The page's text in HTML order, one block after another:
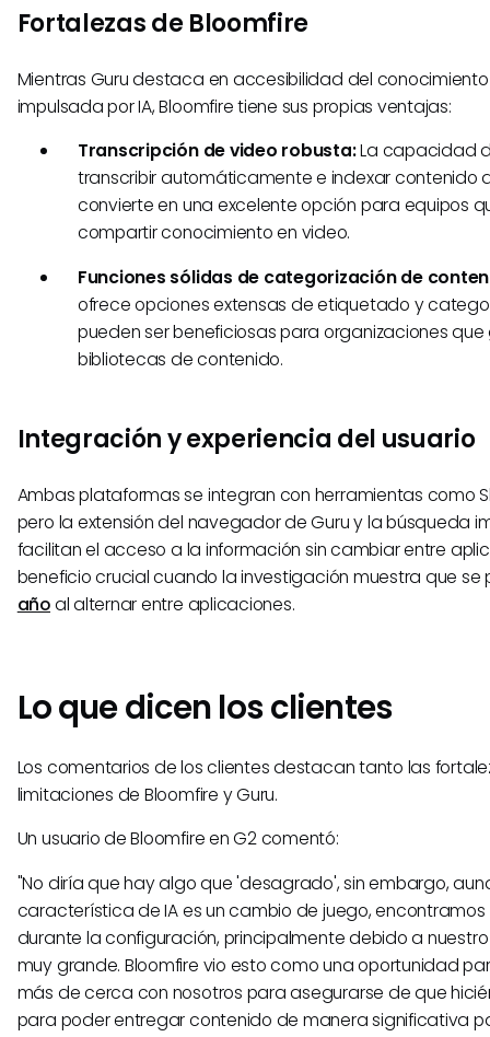
Fortalezas de Bloomfire
Mientras Guru destaca en accesibilidad del
impulsada por IA, Bloomfire tiene sus propias ventajas:
Transcripción de video robusta:La capacidad
transcribir automáticamente e indexar contenido
convierte en una excelente opción para equipos
compartir conocimiento en video.
Funciones sólidas de categorización de
ofrece opciones extensas de etiquetado y
pueden ser beneficiosas para organizaciones
bibliotecas de contenido.
Integración y experiencia del usuario
Ambas plataformas se integran con herramientas como
pero la extensión del navegador de Guru y la búsqueda
facilitan el acceso a la información sin cambiar entre
beneficio crucial cuando la investigación muestra que se
añoal alternar entre aplicaciones.
Lo que dicen los clientes
Los comentarios de los clientes destacan tanto las
limitaciones de Bloomfire y Guru.
Un usuario de Bloomfire en G2 comentó:
"No diría que hay algo que 'desagrado', sin embargo,
característica de IA es un cambio de juego,
durante la configuración, principalmente debido a
muy grande. Bloomfire vio esto como una oportunidad
más de cerca con nosotros para asegurarse de que
para poder entregar contenido de manera significativa